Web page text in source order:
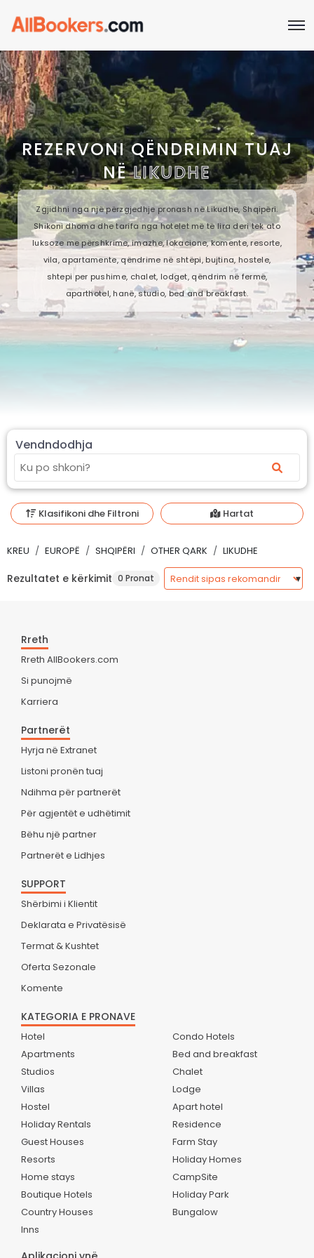
REZERVONI QËNDRIMIN TUAJ
NËLIKUDHE
Zgjidhni nga një përzgjedhje pronash në Likudhe, Shqipëri.
Shikoni dhoma dhe tarifa nga hotelet më të lira deri tek ato
luksoze me përshkrime, imazhe, lokacione, komente, resorte,
vila, apartamente, qëndrime në shtëpi, bujtina, hostele,
shtepi per pushime, chalet, lodget, qëndrim në fermë,
aparthotel, hanë, studio, bed and breakfast.
Vendndodhja
Klasifikoni dhe Filtroni Hartat
KREU EUROPË SHQIPËRI OTHER QARK LIKUDHE
Rezultatet e kërkimit 0 Pronat
Rreth
Rreth AllBookers.com
Si punojmë
Karriera
Partnerët
Hyrja në Extranet
Listoni pronën tuaj
Ndihma për partnerët
Për agjentët e udhëtimit
Bëhu një partner
Partnerët e Lidhjes
SUPPORT
Shërbimi i Klientit
Deklarata e Privatësisë
Termat & Kushtet
Oferta Sezonale
Komente
KATEGORIA E PRONAVE
Hotel
Apartments
Studios
Villas
Hostel
Holiday Rentals
Guest Houses
Resorts
Home stays
Boutique Hotels
Country Houses
Inns
Condo Hotels
Bed and breakfast
Chalet
Lodge
Apart hotel
Residence
Farm Stay
Holiday Homes
CampSite
Holiday Park
Bungalow